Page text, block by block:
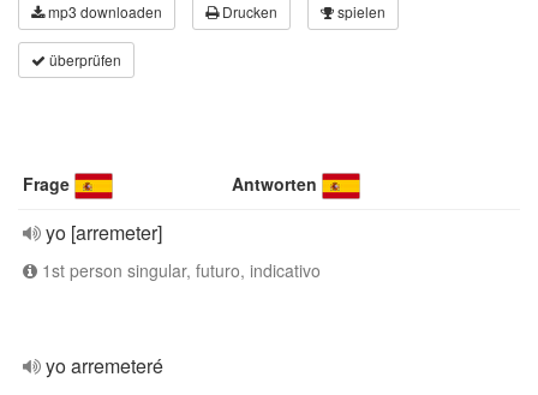
mp3 downloaden Drucken spielen
überprüfen
Frage Antworten
yo [arremeter]
1st person singular, futuro, indicativo
yo arremeteré